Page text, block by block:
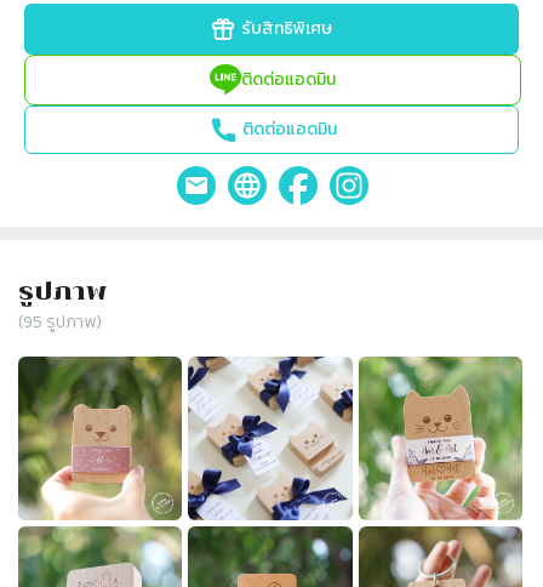
รับสิทธิพิเศษ
ติดต่อแอดมิน
ติดต่อแอดมิน
รูปภาพ
(95 รูปภาพ)